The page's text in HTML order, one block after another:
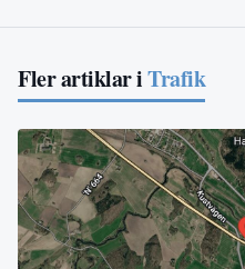
Fler artiklar iTrafik